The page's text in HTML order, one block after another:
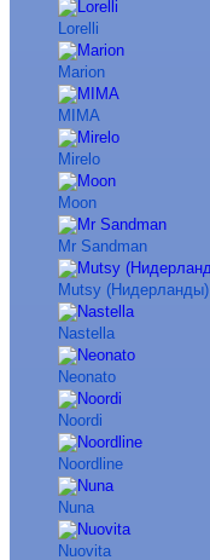
Lorelli
Marion
MIMA
Mirelo
Moon
Mr Sandman
Mutsy (Нидерланды)
Nastella
Neonato
Noordi
Noordline
Nuna
Nuovita